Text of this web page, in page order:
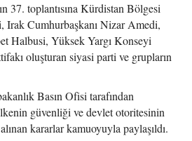
37. toplantısına Kürdistan Bölgesi
Irak Cumhurbaşkanı Nizar Amedi,
Halbusi, Yüksek Yargı Konseyi
oluşturan siyasi parti ve grupların
Basın Ofisi tarafından
güvenliği ve devlet otoritesinin
kararlar kamuoyuyla paylaşıldı.